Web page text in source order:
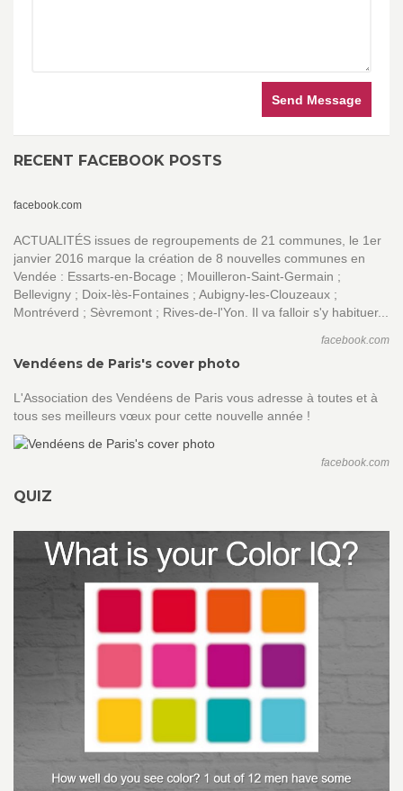
Send Message
RECENT FACEBOOK POSTS
facebook.com
ACTUALITÉS issues de regroupements de 21 communes, le 1er
janvier 2016 marque la création de 8 nouvelles communes en
Vendée : Essarts-en-Bocage ; Mouilleron-Saint-Germain ;
Bellevigny ; Doix-lès-Fontaines ; Aubigny-les-Clouzeaux ;
Montréverd ; Sèvremont ; Rives-de-l'Yon. Il va falloir s'y habituer...
facebook.com
Vendéens de Paris's cover photo
L'Association des Vendéens de Paris vous adresse à toutes et à
tous ses meilleurs vœux pour cette nouvelle année !
facebook.com
QUIZ